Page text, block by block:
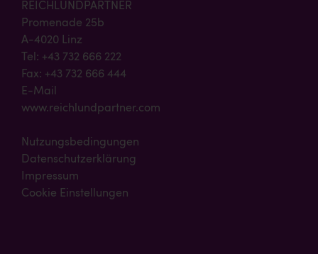
REICHLUNDPARTNER
Promenade 25b
A-4020 Linz
Tel: +43 732 666 222
Fax: +43 732 666 444
E-Mail
www.reichlundpartner.com
Nutzungsbedingungen
Datenschutzerklärung
Impressum
Cookie Einstellungen